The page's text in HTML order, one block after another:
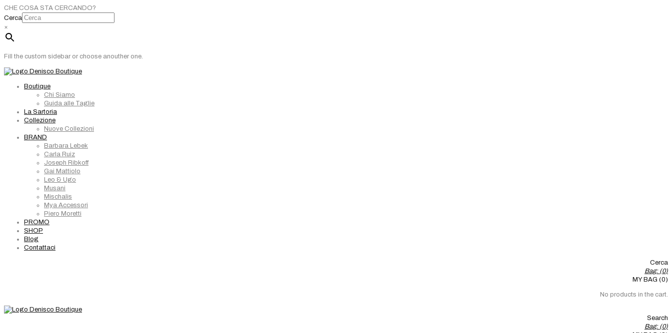
CHE COSA STA CERCANDO?
Cerca
×
Fill the custom sidebar or choose anouther one.
Boutique
Chi Siamo
Guida alle Taglie
La Sartoria
Collezione
Nuove Collezioni
BRAND
Barbara Lebek
Carla Ruiz
Joseph Ribkoff
Gai Mattiolo
Leo & Ugo
Musani
Mischalis
Mya Accessori
Piero Moretti
PROMO
SHOP
Blog
Contattaci
Cerca
Bag: (0)
MY BAG (0)
No products in the cart.
Search
Bag: (0)